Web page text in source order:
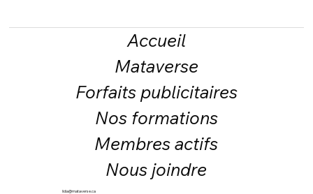
Accueil
Mataverse
Forfaits publicitaires
Nos formations
Membres actifs
Nous joindre
lidia@mataverse.ca